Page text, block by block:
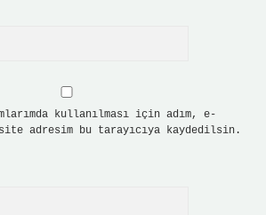
kullanılması için adım, e-
adresim bu tarayıcıya kaydedilsin.